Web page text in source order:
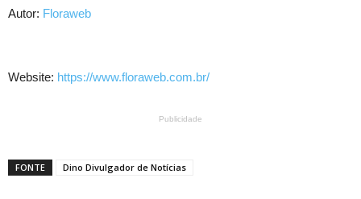
Autor: Floraweb
Website: https://www.floraweb.com.br/
Publicidade
FONTE Dino Divulgador de Notícias